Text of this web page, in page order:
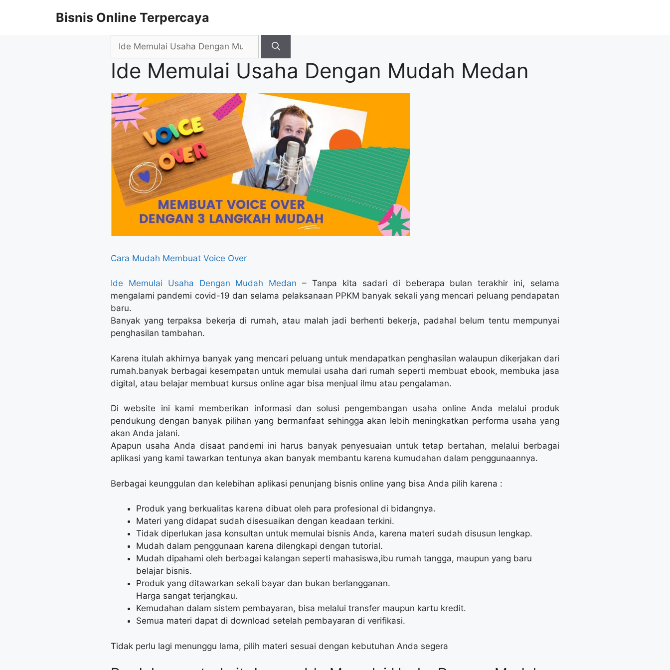
Bisnis Online Terpercaya
Search
Ide Memulai Usaha Dengan Mudah Medan
Cara Mudah Membuat Voice Over
Ide Memulai Usaha Dengan Mudah Medan – Tanpa kita sadari di beberapa bulan terakhir ini, selama
mengalami pandemi covid-19 dan selama pelaksanaan PPKM banyak sekali yang mencari peluang pendapatan
baru.
Banyak yang terpaksa bekerja di rumah, atau malah jadi berhenti bekerja, padahal belum tentu mempunyai
penghasilan tambahan.
Karena itulah akhirnya banyak yang mencari peluang untuk mendapatkan penghasilan walaupun dikerjakan dari
rumah.banyak berbagai kesempatan untuk memulai usaha dari rumah seperti membuat ebook, membuka jasa
digital, atau belajar membuat kursus online agar bisa menjual ilmu atau pengalaman.
Di website ini kami memberikan informasi dan solusi pengembangan usaha online Anda melalui produk
pendukung dengan banyak pilihan yang bermanfaat sehingga akan lebih meningkatkan performa usaha yang
akan Anda jalani.
Apapun usaha Anda disaat pandemi ini harus banyak penyesuaian untuk tetap bertahan, melalui berbagai
aplikasi yang kami tawarkan tentunya akan banyak membantu karena kumudahan dalam penggunaannya.
Berbagai keunggulan dan kelebihan aplikasi penunjang bisnis online yang bisa Anda pilih karena :
Produk yang berkualitas karena dibuat oleh para profesional di bidangnya.
Materi yang didapat sudah disesuaikan dengan keadaan terkini.
Tidak diperlukan jasa konsultan untuk memulai bisnis Anda, karena materi sudah disusun lengkap.
Mudah dalam penggunaan karena dilengkapi dengan tutorial.
Mudah dipahami oleh berbagai kalangan seperti mahasiswa,ibu rumah tangga, maupun yang baru
belajar bisnis.
Produk yang ditawarkan sekali bayar dan bukan berlangganan.
Harga sangat terjangkau.
Kemudahan dalam sistem pembayaran, bisa melalui transfer maupun kartu kredit.
Semua materi dapat di download setelah pembayaran di verifikasi.
Tidak perlu lagi menunggu lama, pilih materi sesuai dengan kebutuhan Anda segera